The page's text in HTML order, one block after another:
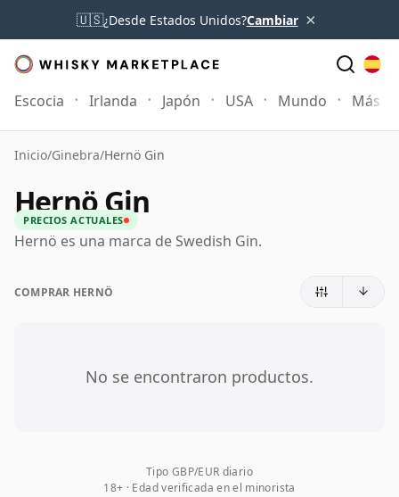
🇺🇸¿Desde Estados Unidos?Cambiar ×
Escocia Irlanda Japón USA Mundo Más
Inicio/Ginebra/Hernö Gin
Hernö Gin
PRECIOS ACTUALES
Hernö es una marca de Swedish Gin.
COMPRAR HERNÖ
No se encontraron productos.
Tipo GBP/EUR diario
18+ · Edad verificada en el minorista